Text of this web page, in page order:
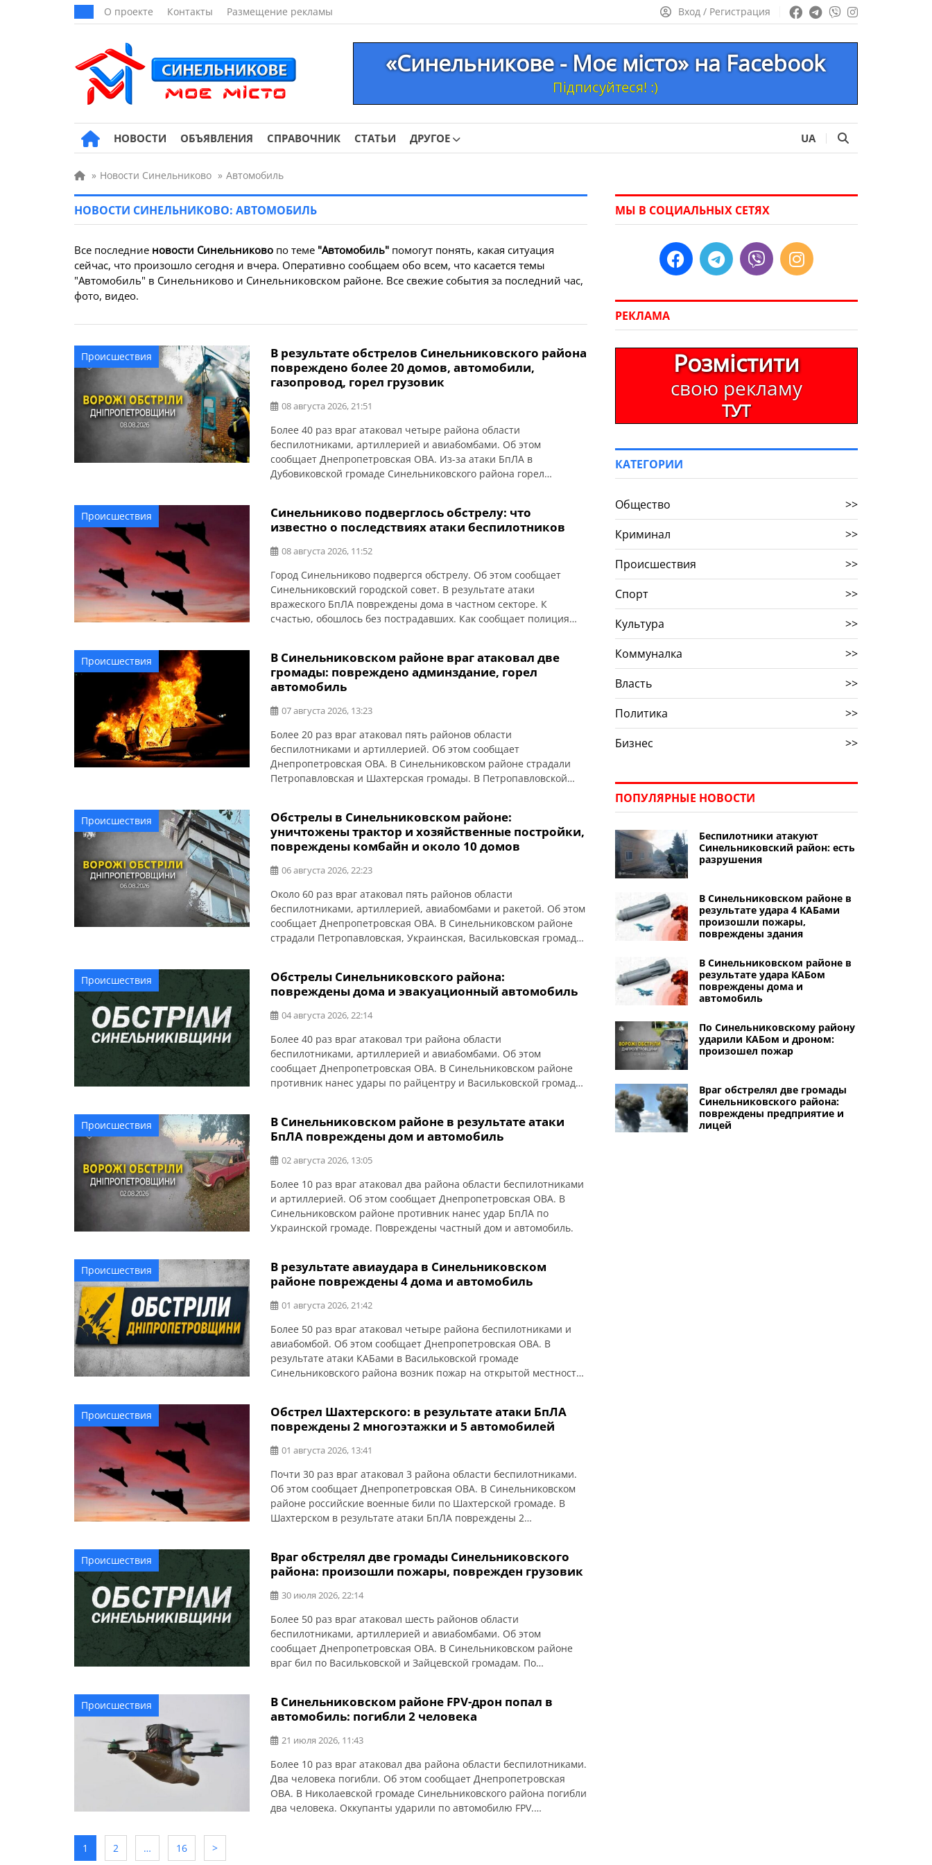
О проекте Контакты Размещение рекламы Вход / Регистрация
«Синельникове - Моє місто» на Facebook
Підписуйтеся! :)
НОВОСТИ ОБЪЯВЛЕНИЯ СПРАВОЧНИК СТАТЬИ ДРУГОЕ UA
» Новости Синельниково » Автомобиль
НОВОСТИ СИНЕЛЬНИКОВО: АВТОМОБИЛЬ
Все последние новости Синельниково по теме "Автомобиль" помогут понять, какая ситуация
сейчас, что произошло сегодня и вчера. Оперативно сообщаем обо всем, что касается темы
"Автомобиль" в Синельниково и Синельниковском районе. Все свежие события за последний час,
фото, видео.
Происшествия
В результате обстрелов Синельниковского района
повреждено более 20 домов, автомобили,
газопровод, горел грузовик
08 августа 2026, 21:51
Более 40 раз враг атаковал четыре района области
беспилотниками, артиллерией и авиабомбами. Об этом
сообщает Днепропетровская ОВА. Из-за атаки БпЛА в
Дубовиковской громаде Синельниковского района горел
автомобиля, газопровод и линии электропередачи.
Происшествия
Синельниково подверглось обстрелу: что
известно о последствиях атаки беспилотников
08 августа 2026, 11:52
Город Синельниково подвергся обстрелу. Об этом сообщает
Синельниковский городской совет. В результате атаки
вражеского БпЛА повреждены дома в частном секторе. К
счастью, обошлось без пострадавших. Как сообщает полиция
Происшествия
В Синельниковском районе враг атаковал две
громады: повреждено админздание, горел
автомобиль
07 августа 2026, 13:23
Более 20 раз враг атаковал пять районов области
беспилотниками и артиллерией. Об этом сообщает
Днепропетровская ОВА. В Синельниковском районе страдали
Петропавловская и Шахтерская громады. В Петропавловской
Люди не пострадали.
Происшествия
Обстрелы в Синельниковском районе:
уничтожены трактор и хозяйственные постройки,
повреждены комбайн и около 10 домов
06 августа 2026, 22:23
Около 60 раз враг атаковал пять районов области
беспилотниками, артиллерией, авиабомбами и ракетой. Об этом
сообщает Днепропетровская ОВА. В Синельниковском районе
страдали Петропавловская, Украинская, Васильковская громады.
из-за атаки БпЛА произошел пожар. Повреждены трактор и
комбайн. В Украинской громаде из-за удара […]
Происшествия
Обстрелы Синельниковского района:
повреждены дома и эвакуационный автомобиль
04 августа 2026, 22:14
Более 40 раз враг атаковал три района области
беспилотниками, артиллерией и авиабомбами. Об этом
сообщает Днепропетровская ОВА. В Синельниковском районе
противник нанес удары по райцентру и Васильковской громаде.
пожар. Уничтожен частный дом. Еще один дом горел. Из-за
атаки FPV в […]
Происшествия
В Синельниковском районе в результате атаки
БпЛА повреждены дом и автомобиль
02 августа 2026, 13:05
Более 10 раз враг атаковал два района области беспилотниками
и артиллерией. Об этом сообщает Днепропетровская ОВА. В
Синельниковском районе противник нанес удар БпЛА по
Украинской громаде. Повреждены частный дом и автомобиль.
Происшествия
В результате авиаудара в Синельниковском
районе повреждены 4 дома и автомобиль
01 августа 2026, 21:42
Более 50 раз враг атаковал четыре района беспилотниками и
авиабомбой. Об этом сообщает Днепропетровская ОВА. В
результате атаки КАБами в Васильковской громаде
Синельниковского района возник пожар на открытой местности.
Происшествия
Обстрел Шахтерского: в результате атаки БпЛА
повреждены 2 многоэтажки и 5 автомобилей
01 августа 2026, 13:41
Почти 30 раз враг атаковал 3 района области беспилотниками.
Об этом сообщает Днепропетровская ОВА. В Синельниковском
районе российские военные били по Шахтерской громаде. В
Шахтерском в результате атаки БпЛА повреждены 2
Происшествия
Враг обстрелял две громады Синельниковского
района: произошли пожары, поврежден грузовик
30 июля 2026, 22:14
Более 50 раз враг атаковал шесть районов области
беспилотниками, артиллерией и авиабомбами. Об этом
сообщает Днепропетровская ОВА. В Синельниковском районе
враг бил по Васильковской и Зайцевской громадам. По
Происшествия
В Синельниковском районе FPV-дрон попал в
автомобиль: погибли 2 человека
21 июля 2026, 11:43
Более 10 раз враг атаковал два района области беспилотниками.
Два человека погибли. Об этом сообщает Днепропетровская
ОВА. В Николаевской громаде Синельниковского района погибли
два человека. Оккупанты ударили по автомобилю FPV.
1
2 … 16 >
МЫ В СОЦИАЛЬНЫХ СЕТЯХ
РЕКЛАМА
Розмістити
свою рекламу
ТУТ
КАТЕГОРИИ
Общество
>>
Криминал
>>
Происшествия
>>
Спорт
>>
Культура
>>
Коммуналка
>>
Власть
>>
Политика
>>
Бизнес
>>
ПОПУЛЯРНЫЕ НОВОСТИ
Беспилотники атакуют
Синельниковский район: есть
разрушения
В Синельниковском районе в
результате удара 4 КАБами
произошли пожары,
повреждены здания
В Синельниковском районе в
результате удара КАБом
повреждены дома и
автомобиль
По Синельниковскому району
ударили КАБом и дроном:
произошел пожар
Враг обстрелял две громады
Синельниковского района:
повреждены предприятие и
лицей